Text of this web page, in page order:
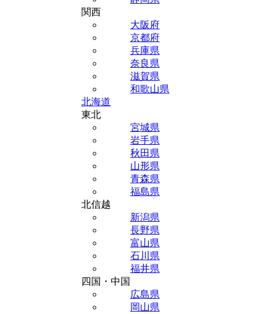
関西
大阪府
京都府
兵庫県
奈良県
滋賀県
和歌山県
北海道
東北
宮城県
岩手県
秋田県
山形県
青森県
福島県
北信越
新潟県
長野県
富山県
石川県
福井県
四国・中国
広島県
岡山県